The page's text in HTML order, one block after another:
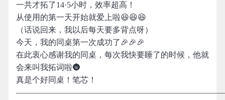
一共才拓了14·5小时，效率超高！
从使用的第一天开始就爱上啦😆😆😆
（话说回来，我以后每天要多背点呀）
今天，我的同桌第一次成功了🎉🎉🎉
在此衷心感谢我的同桌，每次我快要睡了的时候，他就
会来叫我拓词啦🌚
真是个好同桌！笔芯！